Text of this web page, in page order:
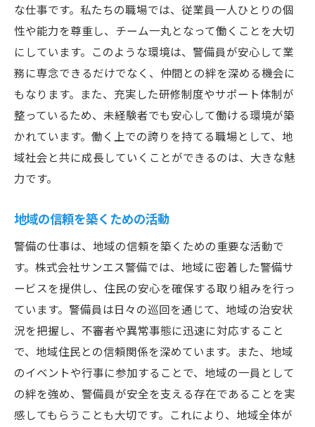
な仕事です。私たちの職場では、従業員一人ひとりの個
性や能力を尊重し、チーム一丸となって働くことを大切
にしています。このような環境は、警備員が安心して業
務に専念できるだけでなく、仲間との絆を深める機会に
もなります。また、充実した研修制度やサポート体制が
整っているため、未経験者でも安心して働ける環境が築
かれています。働く上での誇りを持てる職場として、地
域社会と共に成長していくことができるのは、大きな魅
力です。
地域の信頼を築くための活動
警備の仕事は、地域の信頼を築くための重要な活動で
す。株式会社サンエス警備では、地域に密着した警備サ
ービスを提供し、住民の安心を確保する取り組みを行っ
ています。警備員は日々の巡回を通じて、地域の治安状
況を把握し、不審者や異常事態に迅速に対応すること
で、地域住民との信頼関係を深めています。また、地域
のイベントや行事に参加することで、地域の一員として
の絆を強め、警備員が安全を支える存在であることを実
感してもらうことも大切です。これにより、地域全体が